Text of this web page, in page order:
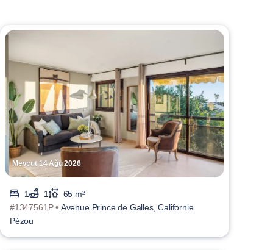
Mevcut 14 Ağu 2026
1 1
65 m²
#1347561P • Avenue Prince de Galles, Californie
Pézou